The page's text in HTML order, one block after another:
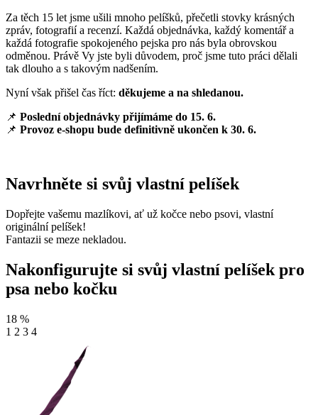
Za těch 15 let jsme ušili mnoho pelíšků, přečetli stovky krásných
zpráv, fotografií a recenzí. Každá objednávka, každý komentář a
každá fotografie spokojeného pejska pro nás byla obrovskou
odměnou. Právě Vy jste byli důvodem, proč jsme tuto práci dělali
tak dlouho a s takovým nadšením.
Nyní však přišel čas říct: děkujeme a na shledanou.
📌 Poslední objednávky přijímáme do 15. 6.
📌 Provoz e-shopu bude definitivně ukončen k 30. 6.
Navrhněte si svůj vlastní pelíšek
Dopřejte vašemu mazlíkovi, ať už kočce nebo psovi, vlastní
originální pelíšek!
Fantazii se meze nekladou.
Nakonfigurujte si svůj vlastní pelíšek pro
psa nebo kočku
18 %
1 2 3 4